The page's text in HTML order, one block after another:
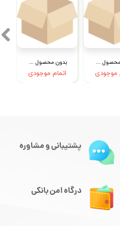
بدون محصول جهت نمایش
اتمام موجودی
بدون محصول جهت نمایش
موجودی
درگاه امن بانکی
پشتیبانی و مشاوره